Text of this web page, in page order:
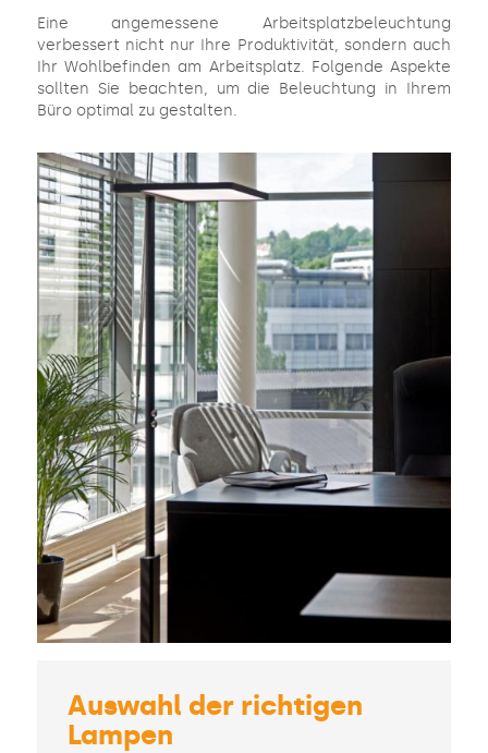
Eine angemessene Arbeitsplatzbeleuchtung
verbessert nicht nur Ihre Produktivität, sondern auch
Ihr Wohlbefinden am Arbeitsplatz. Folgende Aspekte
sollten Sie beachten, um die Beleuchtung in Ihrem
Büro optimal zu gestalten.
Auswahl der richtigen
Lampen